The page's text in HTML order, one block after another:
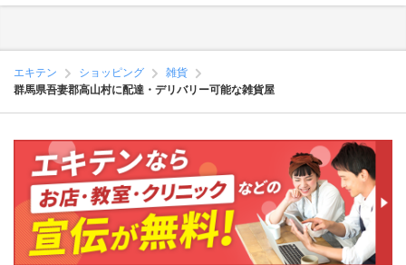
エキテン ショッピング
雑貨
群馬県吾妻郡高山村に配達・デリバリー可能な雑貨屋